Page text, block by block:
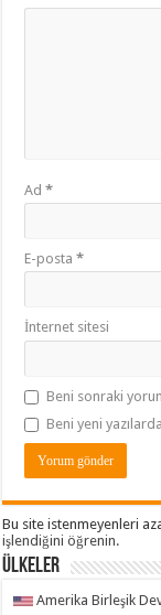
Ad*
E-posta*
İnternet sitesi
Beni sonraki
Beni yeni
Bu site istenmeyenleri
işlendiğini öğrenin.
ÜLKELER
Amerika Birleşik